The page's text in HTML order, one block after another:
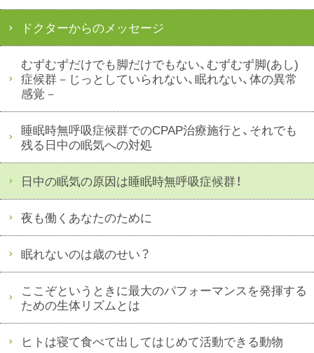
ドクターからのメッセージ
むずむずだけでも脚だけでもない、むずむず脚(あし)
症候群－じっとしていられない、眠れない、体の異常
感覚－
睡眠時無呼吸症候群でのCPAP治療施行と、それでも
残る日中の眠気への対処
日中の眠気の原因は睡眠時無呼吸症候群！
夜も働くあなたのために
眠れないのは歳のせい？
ここぞというときに最大のパフォーマンスを発揮する
ための生体リズムとは
ヒトは寝て食べて出してはじめて活動できる動物